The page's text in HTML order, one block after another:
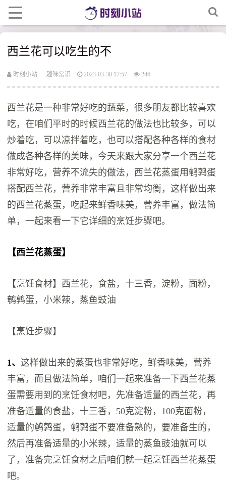
西兰花可以吃生的不
时刻小站 趣味常识 2023-03-30 17:57 246
西兰花是一种非常好吃的蔬菜，很多朋友都比较喜欢
吃，在咱们平时的时候西兰花的做法也比较多，可以
炒着吃，可以凉拌着吃，也可以搭配各种各样的食材
做成各种各样的美味，今天来跟大家分享一个西兰花
非常好吃，营养不流失的做法，西兰花蒸蛋用鹌鹑蛋
搭配西兰花，营养非常丰富且非常均衡，这样做出来
的西兰花蒸蛋，吃起来鲜香味美，营养丰富，做法简
单，一起来看一下它详细的烹饪步骤吧。
【西兰花蒸蛋】
【烹饪食材】西兰花，食盐，十三香，淀粉，面粉，
鹌鹑蛋，小米辣，蒸鱼豉油
【烹饪步骤】
1、 这样做出来的蒸蛋也非常好吃，鲜香味美，营养
丰富，而且做法简单，咱们一起来准备一下西兰花蒸
蛋需要用到的烹饪食材吧，先准备适量的西兰花，再
准备适量的食盐，十三香，50克淀粉，100克面粉，
适量的鹌鹑蛋，鹌鹑蛋不要准备熟的，要准备生的，
然后再准备适量的小米辣，适量的蒸鱼豉油就可以
了，准备完烹饪食材之后咱们就一起烹饪西兰花蒸蛋
吧。